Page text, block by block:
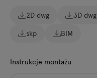
2D dwg 3D dwg
skp
BIM
Instrukcje montażu